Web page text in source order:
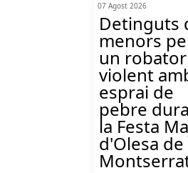
07 Agost 2026
Detinguts
menors
un
violent
esprai de
pebre
la Festa
d'Olesa de